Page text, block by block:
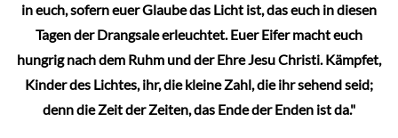
in euch, sofern euer Glaube das Licht ist, das euch in diesen
Tagen der Drangsale erleuchtet. Euer Eifer macht euch
hungrig nach dem Ruhm und der Ehre Jesu Christi. Kämpfet,
Kinder des Lichtes, ihr, die kleine Zahl, die ihr sehend seid;
denn die Zeit der Zeiten, das Ende der Enden ist da."